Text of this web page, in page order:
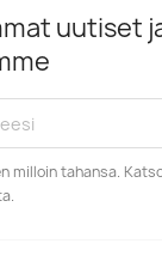
uutiset
milloin tahansa.